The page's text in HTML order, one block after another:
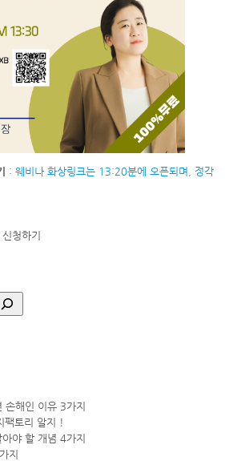
: 웨비나 화상링크는 13:20분에 오픈되며, 정각
신청하기
손해인 이유 3가지
팩토리 알지 !
야 할 개념 4가지
지